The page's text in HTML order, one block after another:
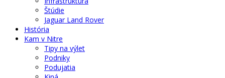
Štúdie
Jaguar Land Rover
História
Kam v Nitre
Tipy na výlet
Podniky
Podujatia